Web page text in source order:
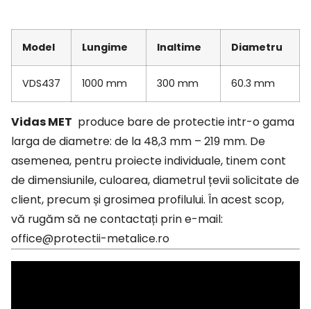
Model Lungime Inaltime Diametru
VDS437 1000 mm 300 mm 60.3 mm
Vidas MET produce bare de protectie intr-o gama
larga de diametre: de la 48,3 mm – 219 mm. De
asemenea, pentru proiecte individuale, tinem cont
de dimensiunile, culoarea, diametrul țevii solicitate de
client, precum și grosimea profilului. În acest scop,
vă rugăm să ne contactați prin e-mail:
office@protectii-metalice.ro